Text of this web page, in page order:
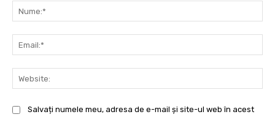
Salvați numele meu, adresa de e-mail și site-ul web în acest